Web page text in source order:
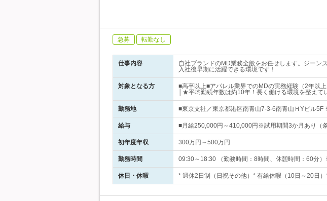
急募 転勤なし
仕事内容
自社ブランドのMD業務全般をお任せします。ジーン
入社後早期に活躍できる環境です！
対象となる方
■高卒以上■アパレル業界でのMDの実務経験（2年以
│★平均勤続年数は約10年！長く働ける環境を整えて
勤務地 ■東京支社／東京都港区南青山7-3-6南青山ＨYビル
給与 ■月給250,000円～410,000円※試用期間3か月あり（条
初年度年収 300万円～500万円
勤務時間 09:30～18:30 （勤務時間：8時間、休憩時間：60分
休日・休暇 * 週休2日制（日祝その他）* 有給休暇（10日～20日